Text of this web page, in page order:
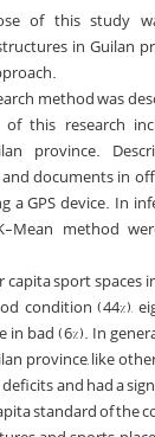
of this study
in Guilan
method was
this research
province.
documents in
a GPS device. In
Mean method
sport spaces
condition (44%),
in bad (6%). In
province, like
and had a
standard of the